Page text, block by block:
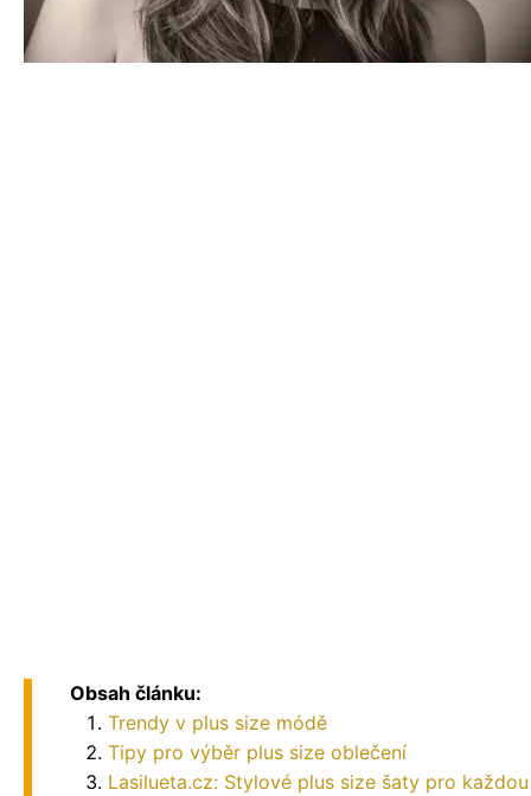
Obsah článku:
Trendy v plus size módě
Tipy pro výběr plus size oblečení
Lasilueta.cz: Stylové plus size šaty pro každou